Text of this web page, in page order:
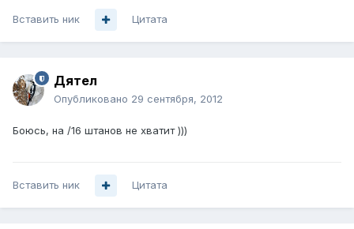
Вставить ник Цитата
Дятел
Опубликовано 29 сентября, 2012
Боюсь, на /16 штанов не хватит )))
Вставить ник Цитата